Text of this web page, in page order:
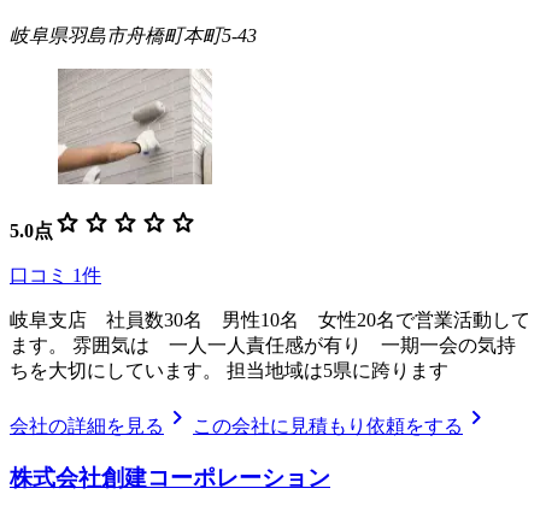
岐阜県羽島市舟橋町本町5-43
5.0点 star star star star star
口コミ 1件
岐阜支店 社員数30名 男性10名 女性20名で営業活動して
ます。 雰囲気は 一人一人責任感が有り 一期一会の気持
ちを大切にしています。 担当地域は5県に跨ります
会社の詳細を見る chevron_right この会社に見積もり依頼をする chevron_right
株式会社創建コーポレーション